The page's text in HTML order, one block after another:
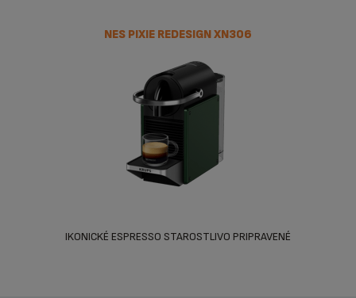
NES PIXIE REDESIGN XN306
IKONICKÉ ESPRESSO STAROSTLIVO PRIPRAVENÉ